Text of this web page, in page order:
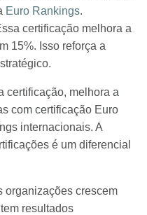
Euro Rankings.
certificação melhora a
15%. Isso reforça a
certificação, melhora a
com certificação Euro
internacionais. A
é um diferencial
organizações crescem
resultados